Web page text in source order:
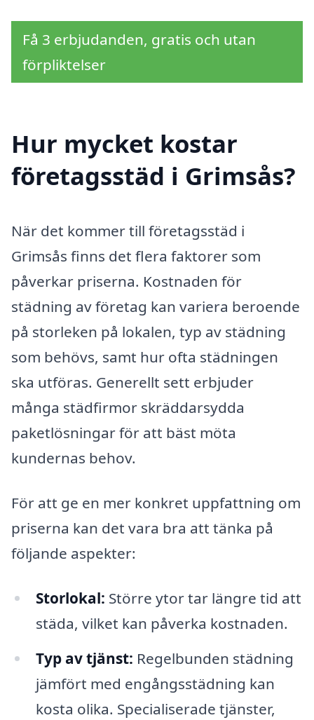
Få 3 erbjudanden, gratis och utan
förpliktelser
Hur mycket kostar
företagsstäd i Grimsås?
När det kommer till företagsstäd i
Grimsås finns det flera faktorer som
påverkar priserna. Kostnaden för
städning av företag kan variera beroende
på storleken på lokalen, typ av städning
som behövs, samt hur ofta städningen
ska utföras. Generellt sett erbjuder
många städfirmor skräddarsydda
paketlösningar för att bäst möta
kundernas behov.
För att ge en mer konkret uppfattning om
priserna kan det vara bra att tänka på
följande aspekter:
Storlokal: Större ytor tar längre tid att
städa, vilket kan påverka kostnaden.
Typ av tjänst: Regelbunden städning
jämfört med engångsstädning kan
kosta olika. Specialiserade tjänster,